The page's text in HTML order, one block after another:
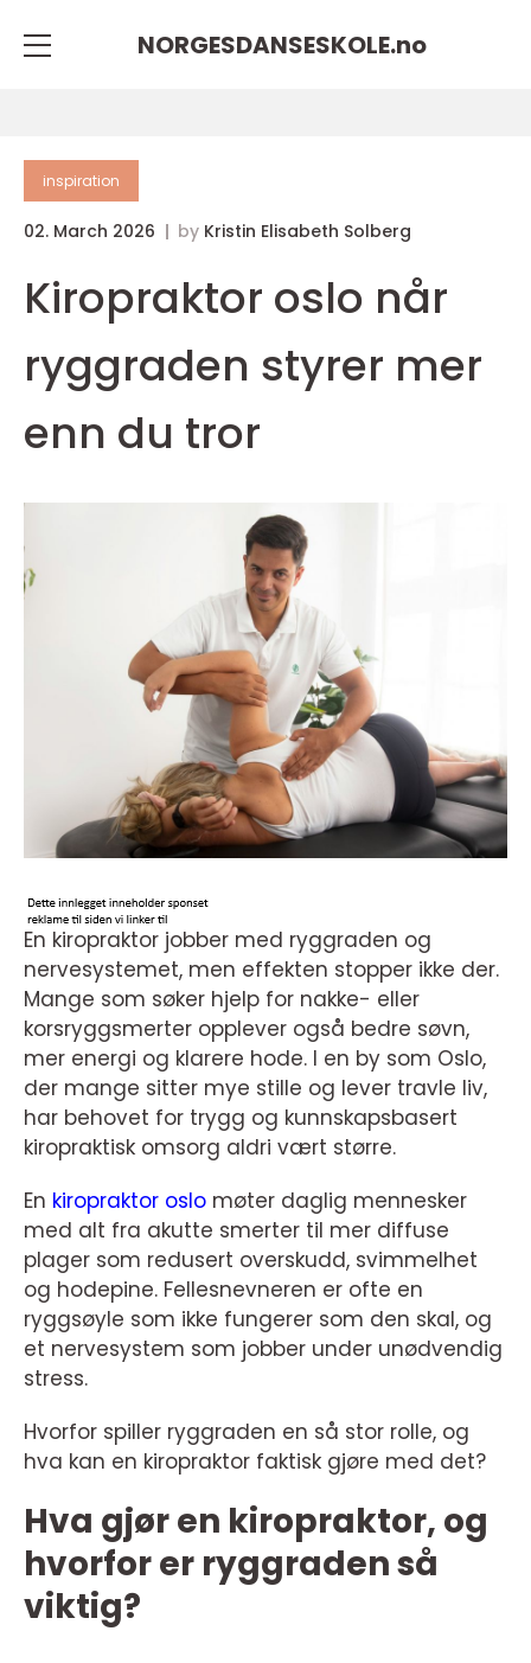
NORGESDANSESKOLE.no
inspiration
02. March 2026 by Kristin Elisabeth Solberg
Kiropraktor oslo når
ryggraden styrer mer
enn du tror
En kiropraktor jobber med ryggraden og
nervesystemet, men effekten stopper ikke der.
Mange som søker hjelp for nakke- eller
korsryggsmerter opplever også bedre søvn,
mer energi og klarere hode. I en by som Oslo,
der mange sitter mye stille og lever travle liv,
har behovet for trygg og kunnskapsbasert
kiropraktisk omsorg aldri vært større.
En kiropraktor oslo møter daglig mennesker
med alt fra akutte smerter til mer diffuse
plager som redusert overskudd, svimmelhet
og hodepine. Fellesnevneren er ofte en
ryggsøyle som ikke fungerer som den skal, og
et nervesystem som jobber under unødvendig
stress.
Hvorfor spiller ryggraden en så stor rolle, og
hva kan en kiropraktor faktisk gjøre med det?
Hva gjør en kiropraktor, og
hvorfor er ryggraden så
viktig?